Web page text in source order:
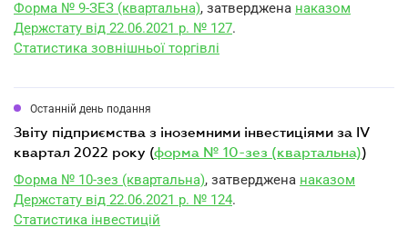
Форма № 9-ЗЕЗ (квартальна), затверджена наказом
Держстату від 22.06.2021 р. № 127.
Статистика зовнішньої торгівлі
Останній день подання
звіту підприємства з іноземними інвестиціями за IV
квартал 2022 року (форма № 10-зез (квартальна))
Форма № 10-зез (квартальна), затверджена наказом
Держстату від 22.06.2021 р. № 124.
Статистика інвестицій